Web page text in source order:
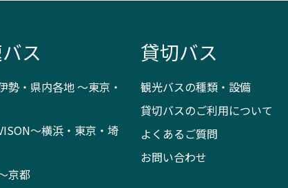
ス
勢・県内各地 ～東京・
～横浜・東京・埼
京都
貸切バス
観光バスの種類・設備
貸切バスのご利用について
よくあるご質問
お問い合わせ